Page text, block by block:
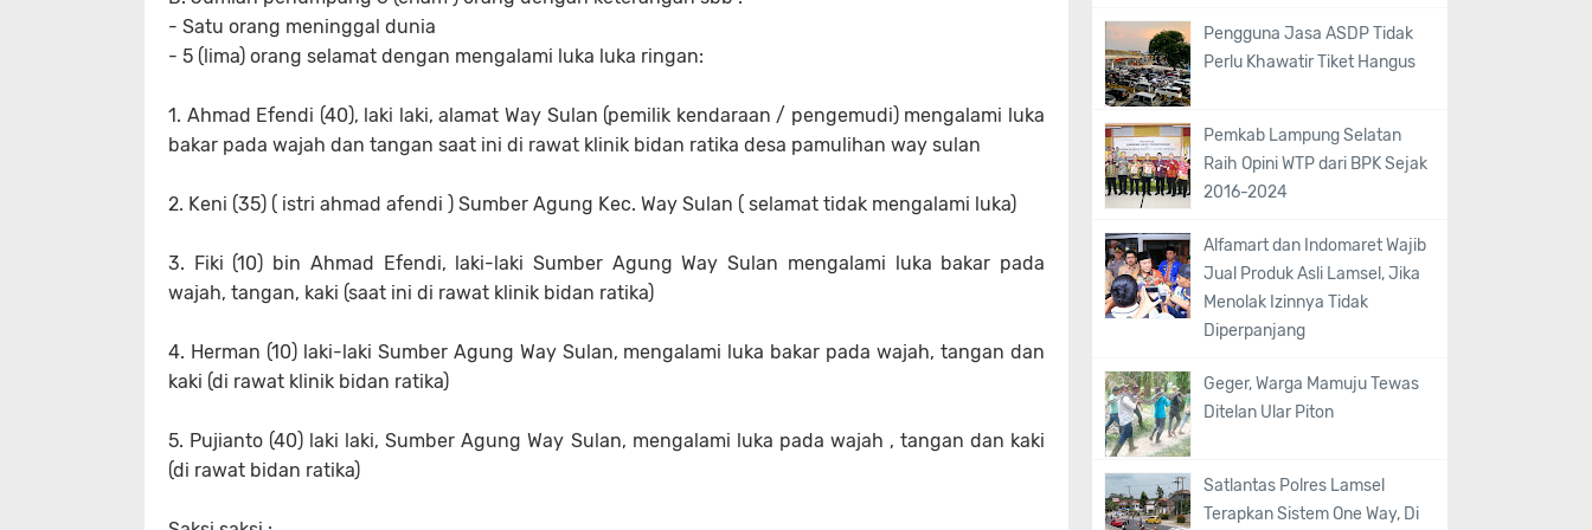
- Satu orang meninggal dunia
- 5 (lima) orang selamat dengan mengalami luka luka ringan:
1. Ahmad Efendi (40), laki laki, alamat Way Sulan (pemilik kendaraan / pengemudi) mengalami luka
bakar pada wajah dan tangan saat ini di rawat klinik bidan ratika desa pamulihan way sulan
2. Keni (35) ( istri ahmad afendi ) Sumber Agung Kec. Way Sulan ( selamat tidak mengalami luka)
3. Fiki (10) bin Ahmad Efendi, laki-laki Sumber Agung Way Sulan mengalami luka bakar pada
wajah, tangan, kaki (saat ini di rawat klinik bidan ratika)
4. Herman (10) laki-laki Sumber Agung Way Sulan, mengalami luka bakar pada wajah, tangan dan
kaki (di rawat klinik bidan ratika)
5. Pujianto (40) laki laki, Sumber Agung Way Sulan, mengalami luka pada wajah , tangan dan kaki
(di rawat bidan ratika)
Pengguna Jasa ASDP Tidak
Perlu Khawatir Tiket Hangus
Pemkab Lampung Selatan
Raih Opini WTP dari BPK Sejak
2016-2024
Alfamart dan Indomaret Wajib
Jual Produk Asli Lamsel, Jika
Menolak Izinnya Tidak
Diperpanjang
Geger, Warga Mamuju Tewas
Ditelan Ular Piton
Satlantas Polres Lamsel
Terapkan Sistem One Way, Di